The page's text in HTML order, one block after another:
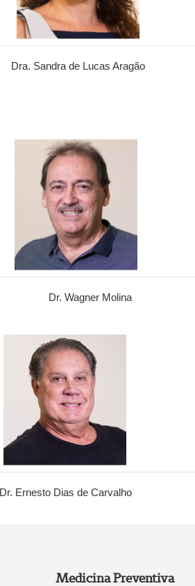
Dra. Sandra de Lucas Aragão
Dr. Wagner Molina
Dr. Ernesto Dias de Carvalho
Medicina Preventiva